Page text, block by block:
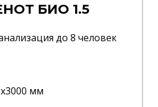
БИО 1.5
до 8 человек
мм